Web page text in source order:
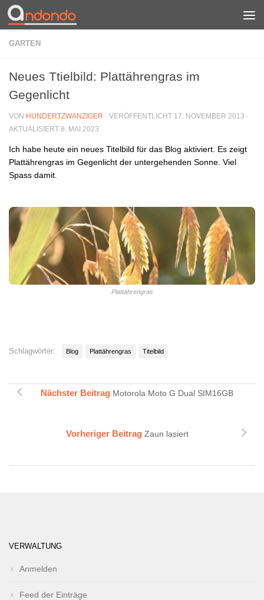
Zum Inhalt springen
GARTEN
Neues Ttielbild: Plattährengras im
Gegenlicht
VON HUNDERTZWANZIGER · VERÖFFENTLICHT 17. NOVEMBER 2013 ·
AKTUALISIERT 8. MAI 2023
Ich habe heute ein neues Titelbild für das Blog aktiviert. Es zeigt
Plattährengras im Gegenlicht der untergehenden Sonne. Viel
Spass damit.
Plattährengras
Schlagwörter: Blog Plattährengras Titelbild
Nächster Beitrag Motorola Moto G Dual SIM16GB
Vorheriger Beitrag Zaun lasiert
VERWALTUNG
Anmelden
Feed der Einträge